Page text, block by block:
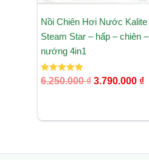
Nồi Chiên Hơi Nước Kalite
Steam Star – hấp – chiên –
nướng 4in1
Được xếp
hạng
6.250.000₫ 3.790.000 ₫